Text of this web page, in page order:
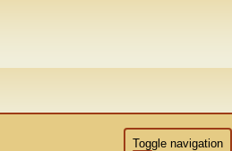
Toggle navigation